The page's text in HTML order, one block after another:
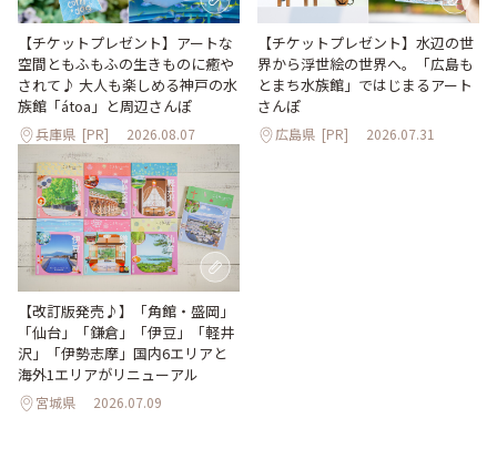
【チケットプレゼント】アートな
空間ともふもふの生きものに癒や
されて♪ 大人も楽しめる神戸の水
族館「átoa」と周辺さんぽ
兵庫県 [PR] 2026.08.07
【チケットプレゼント】水辺の世
界から浮世絵の世界へ。「広島も
とまち水族館」ではじまるアート
さんぽ
広島県 [PR] 2026.07.31
【改訂版発売♪】「角館・盛岡」
「仙台」「鎌倉」「伊豆」「軽井
沢」「伊勢志摩」国内6エリアと
海外1エリアがリニューアル
宮城県 2026.07.09